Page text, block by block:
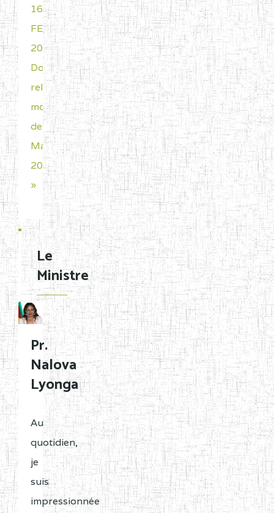
16
FEV
2026
Dossiers
relancés
mois
de
Mai
2026
»
Le
Ministre
Pr.
Nalova
Lyonga
Au
quotidien,
je
suis
impressionnée